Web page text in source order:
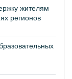
жителям
регионов